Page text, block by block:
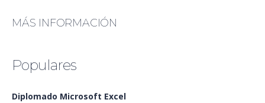
MÁS INFORMACIÓN
Populares
Diplomado Microsoft Excel